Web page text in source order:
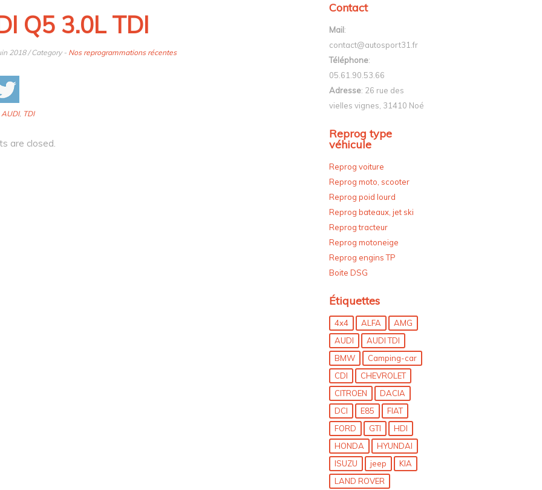
Q5 3.0L TDI
2018 / Category - Nos reprogrammations récentes
AUDI, TDI
are closed.
Contact
Mail:
contact@autosport31.fr
Téléphone:
05.61.90.53.66
Adresse: 26 rue des
vielles vignes, 31410 Noé
Reprog type
véhicule
Reprog voiture
Reprog moto, scooter
Reprog poid lourd
Reprog bateaux, jet ski
Reprog tracteur
Reprog motoneige
Reprog engins TP
Boite DSG
Étiquettes
4x4 ALFA
AMG
AUDI
AUDI TDI
BMW
Camping-car
CDI
CHEVROLET
CITROEN
DACIA
DCI
E85
FIAT
FORD
GTI
HDI
HONDA
HYUNDAI
ISUZU
jeep
KIA
LAND ROVER